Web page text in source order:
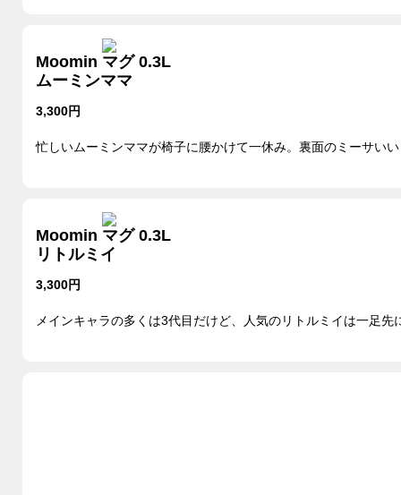
Moomin マグ 0.3L
ムーミンママ
3,300円
忙しいムーミンママが椅子に腰かけて一休み。裏面のミーサい
Moomin マグ 0.3L
リトルミイ
3,300円
メインキャラの多くは3代目だけど、人気のリトルミイは一足先